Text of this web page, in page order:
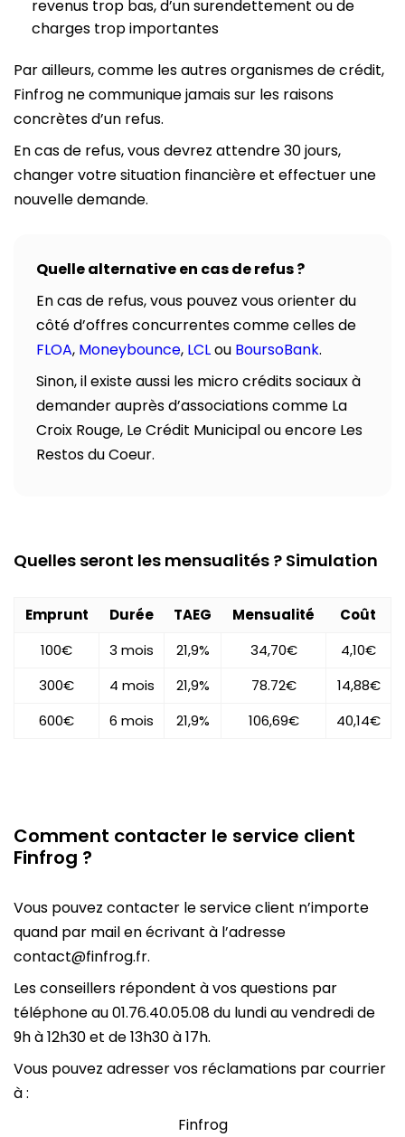
revenus trop bas, d’un surendettement ou de
charges trop importantes
Par ailleurs, comme les autres organismes de crédit,
Finfrog ne communique jamais sur les raisons
concrètes d’un refus.
En cas de refus, vous devrez attendre 30 jours,
changer votre situation financière et effectuer une
nouvelle demande.
Quelle alternative en cas de refus ?
En cas de refus, vous pouvez vous orienter du
côté d’offres concurrentes comme celles de
FLOA, Moneybounce, LCLou BoursoBank.
Sinon, il existe aussi les micro crédits sociaux à
demander auprès d’associations comme La
Croix Rouge, Le Crédit Municipal ou encore Les
Restos du Coeur.
Quelles seront les mensualités ? Simulation
Emprunt Durée TAEG Mensualité
Coût
100€
3 mois 21,9% 34,70€
4,10€
300€
4 mois 21,9% 78.72€
14,88€
600€
6 mois 21,9% 106,69€ 40,14€
Comment contacter le service client
Finfrog ?
Vous pouvez contacter le service client n’importe
quand par mail en écrivant à l’adresse
contact@finfrog.fr.
Les conseillers répondent à vos questions par
téléphone au 01.76.40.05.08 du lundi au vendredi de
9h à 12h30 et de 13h30 à 17h.
Vous pouvez adresser vos réclamations par courrier
à :
Finfrog